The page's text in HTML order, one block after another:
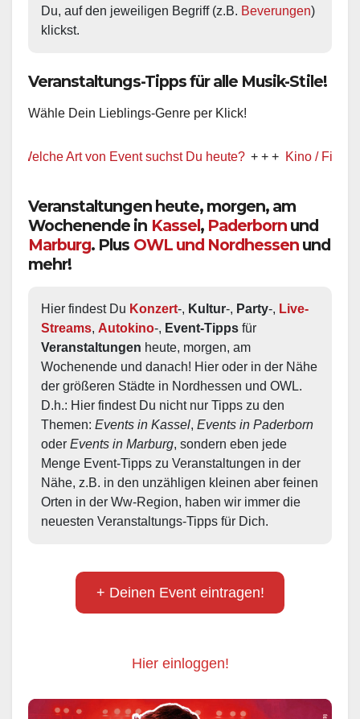
Du, auf den jeweiligen Begriff (z.B. Beverungen)
klickst.
Veranstaltungs-Tipps für alle Musik-Stile!
Wähle Dein Lieblings-Genre per Klick!
Art von Event suchst Du heute? + + + Kino / Film + + +
Veranstaltungen heute, morgen, am
Wochenende in Kassel, Paderborn und
Marburg. Plus OWL und Nordhessen und
mehr!
Hier findest Du Konzert-, Kultur-, Party-, Live-
Streams, Autokino-, Event-Tipps
Veranstaltungen heute, morgen, am
Wochenende und danach! Hier oder in der Nähe
der größeren Städte in Nordhessen und OWL.
D.h.: Hier findest Du nicht nur Tipps zu den
Themen: Events in Kassel, Events in Paderborn
oder Events in Marburg, sondern eben jede
Menge Event-Tipps zu Veranstaltungen in der
Nähe, z.B. in den unzähligen kleinen aber feinen
Orten in der Ww-Region, haben wir immer die
neuesten Veranstaltungs-Tipps für Dich.
+ Deinen Event eintragen!
Hier einloggen!